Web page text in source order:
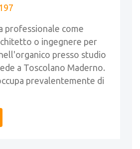
professionale come
o ingegnere per
presso studio
a Toscolano Maderno.
prevalentemente di